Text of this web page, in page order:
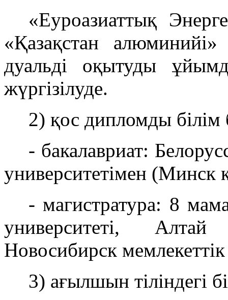
«Еуроазиаттық
«Қазақстан
дуальді оқытуды
жүргізілуде.
2) қос дипломды білім
- бакалавриат:
университетімен (Минск
- магистратура: 8
университеті, Алтай
Новосибирск
3) ағылшын тіліндегі